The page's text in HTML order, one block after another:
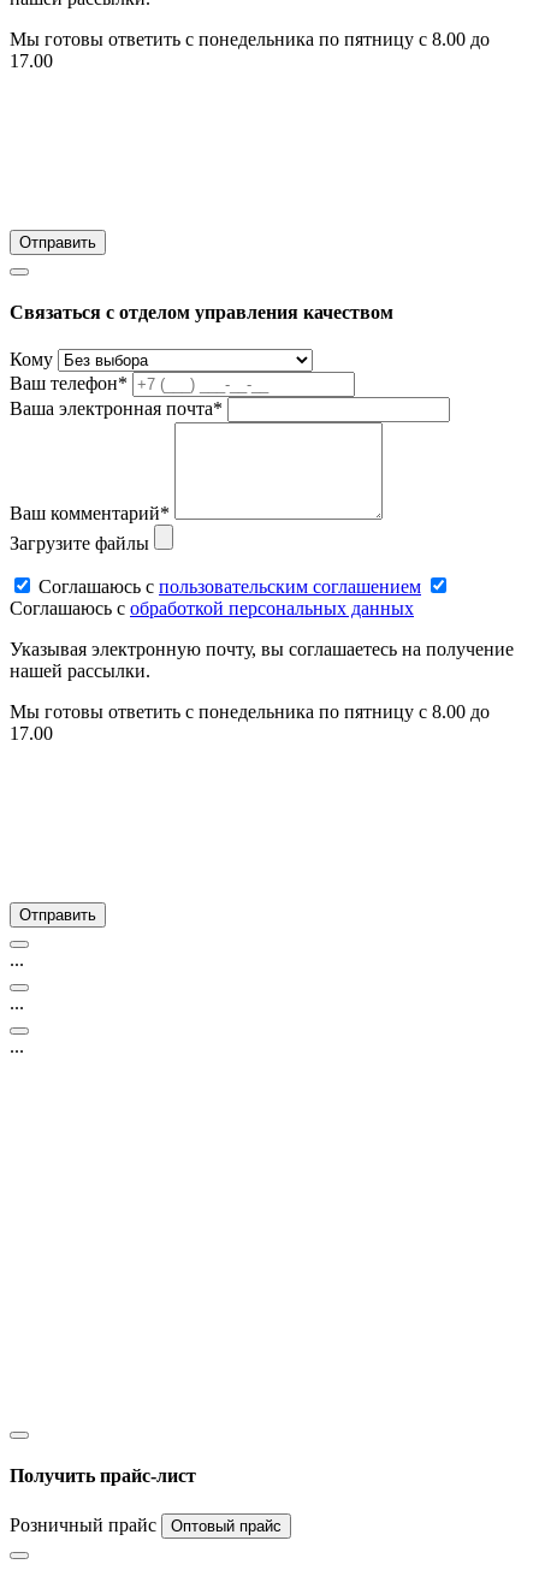
Мы готовы ответить с понедельника по пятницу с 8.00 до
17.00
Связаться с отделом управления качеством
Кому
Ваш телефон*
Ваша электронная почта*
Ваш комментарий*
Загрузите файлы
Соглашаюсь c пользовательским соглашением
Соглашаюсь c обработкой персональных данных
Указывая электронную почту, вы соглашаетесь на получение
нашей рассылки.
Мы готовы ответить с понедельника по пятницу с 8.00 до
17.00
...
...
...
Получить прайс-лист
Розничный прайс Оптовый прайс